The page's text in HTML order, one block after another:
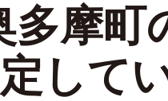
多摩町
して